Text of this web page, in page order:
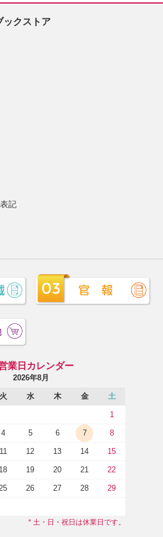
ックストア
記
業日カレンダー
2026年8月
火 水 木 金 土
1
4 5 6 7 8
11 12 13 14 15
18 19 20 21 22
26 27 28 29
* 土・日・祝日は休業日です。